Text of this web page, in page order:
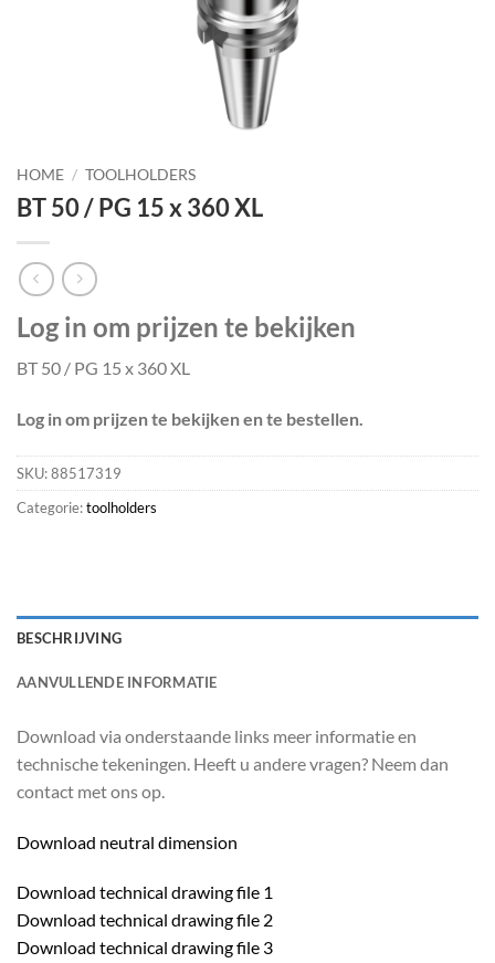
HOME / TOOLHOLDERS
BT 50 / PG 15 x 360 XL
Log in om prijzen te bekijken
BT 50 / PG 15 x 360 XL
Log in om prijzen te bekijken en te bestellen.
SKU:88517319
Categorie:toolholders
BESCHRIJVING
AANVULLENDE INFORMATIE
Download via onderstaande links meer informatie en
technische tekeningen. Heeft u andere vragen? Neem dan
contact met ons op.
Download neutral dimension
Download technical drawing file 1
Download technical drawing file 2
Download technical drawing file 3